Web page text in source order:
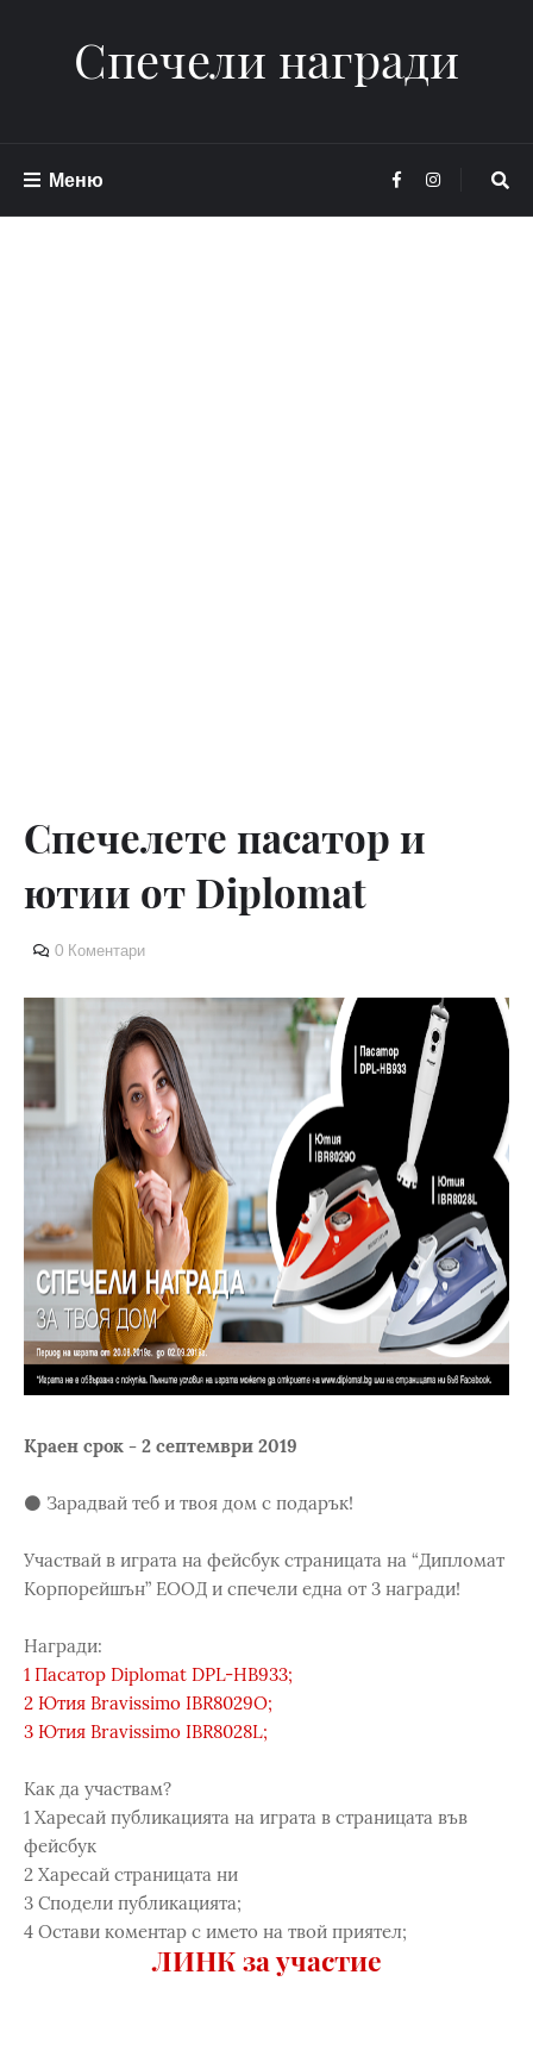
Спечели награди
Меню
Спечелете пасатор и
ютии от Diplomat
0 Коментари
Краен срок - 2 септември 2019
⚫️ Зарадвай теб и твоя дом с подарък!
Участвай в играта на фейсбук страницата на “Дипломат
Корпорейшън” ЕООД и спечели една от 3 награди!
Награди:
1️ Пасатор Diplomat DPL-HB933;
2️ Ютия Bravissimo IBR8029O;
3️ Ютия Bravissimo IBR8028L;
Как да участвам?
1️ Харесай публикацията на играта в страницата във
фейсбук
2️ Харесай страницата ни
3️ Сподели публикацията;
4️ Остави коментар с името на твой приятел;
ЛИНК за участие